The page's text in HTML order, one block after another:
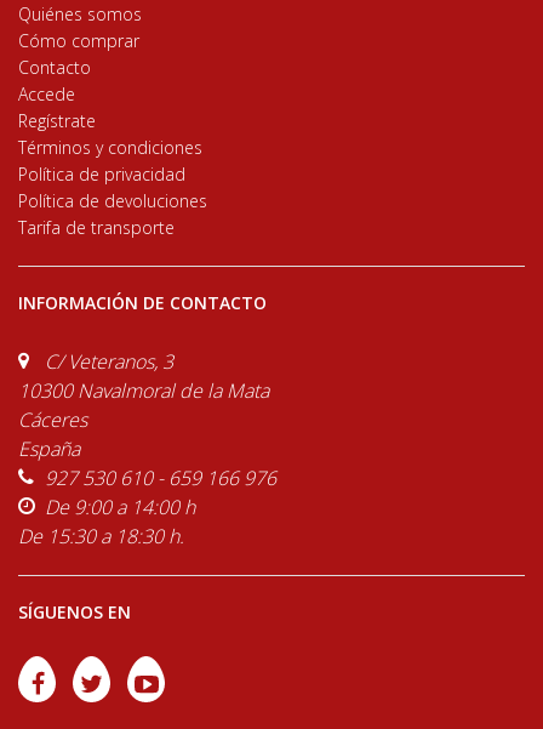
Quiénes somos
Cómo comprar
Contacto
Accede
Regístrate
Términos y condiciones
Política de privacidad
Política de devoluciones
Tarifa de transporte
INFORMACIÓN DE CONTACTO
C/ Veteranos, 3
10300 Navalmoral de la Mata
Cáceres
España
927 530 610 - 659 166 976
De 9:00 a 14:00 h
De 15:30 a 18:30 h.
SÍGUENOS EN